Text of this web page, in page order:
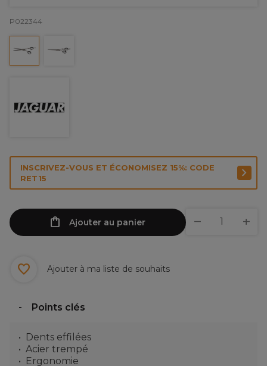
P022344
INSCRIVEZ-VOUS ET ÉCONOMISEZ 15%: CODE
RET15
Ajouter au panier
Ajouter à ma liste de souhaits
Points clés
Dents effilées
Acier trempé
Ergonomie